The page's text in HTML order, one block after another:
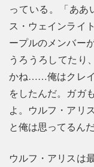
っている。「ああ
ス・ウェインライ
ープルのメンバー
うろうろしてたり
かね……俺はクレ
をしたんだ。ガガ
よ。ウルフ・アリ
と俺は思ってるん
ウルフ・アリスは